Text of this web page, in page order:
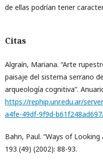
de ellas podrían tener
Citas
Algraín, Mariana. “Arte
paisaje del sistema serrano
arqueología cognitiva”.
https://rephip.unr.edu.ar/
a4fe-49df-9f9d-
Bahn, Paul. “Ways of
193 (49) (2002): 88-93.